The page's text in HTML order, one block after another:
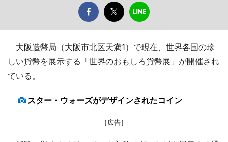
大阪造幣局（大阪市北区天満1）で現在、世界各国の珍
しい貨幣を展示する「世界のおもしろ貨幣展」が開催され
ている。
スター・ウォーズがデザインされたコイン
［広告］